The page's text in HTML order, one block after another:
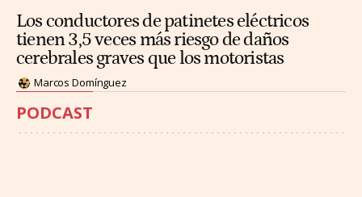
Los conductores de patinetes eléctricos
tienen 3,5 veces más riesgo de daños
cerebrales graves que los motoristas
Marcos Domínguez
PODCAST